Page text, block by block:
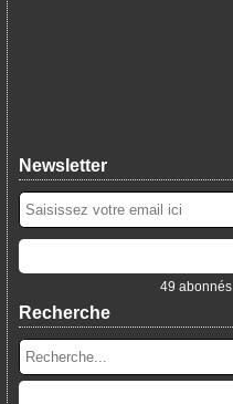
Newsletter
49 abonnés
Recherche